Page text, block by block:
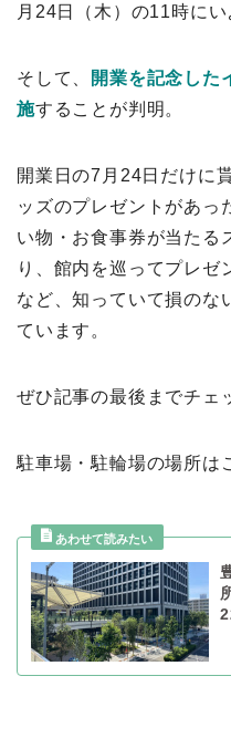
月24日（木）の11時に
そして、
開業を記念した
施することが判明。
開業日の7月24日だけに
ッズのプレゼントがあっ
い物・お食事券が当たる
り、館内を巡ってプレゼ
など、知っていて損のな
ています。
ぜひ記事の最後までチェ
駐車場・駐輪場の場所は